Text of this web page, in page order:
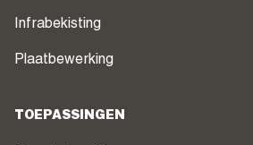
Infrabekisting
Plaatbewerking
TOEPASSINGEN